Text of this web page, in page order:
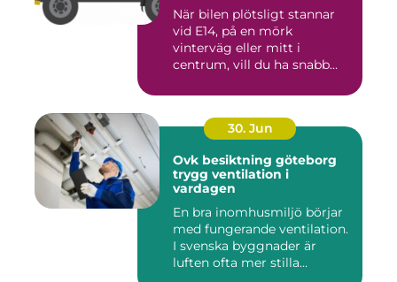
När bilen plötsligt stannar
vid E14, på en mörk
vinterväg eller mitt i
centrum, vill du ha snabb
30. Jun
Ovk besiktning göteborg
trygg ventilation i
vardagen
En bra inomhusmiljö börjar
med fungerande ventilation.
I svenska byggnader är
luften ofta mer stilla...